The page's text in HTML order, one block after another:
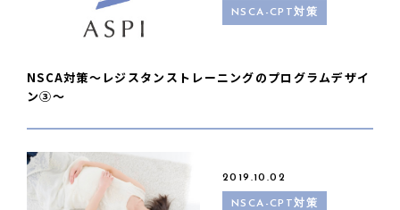
NSCA-CPT対策
NSCA対策〜レジスタンストレーニングのプログラムデザイ
ン③〜
2019.10.02
NSCA-CPT対策